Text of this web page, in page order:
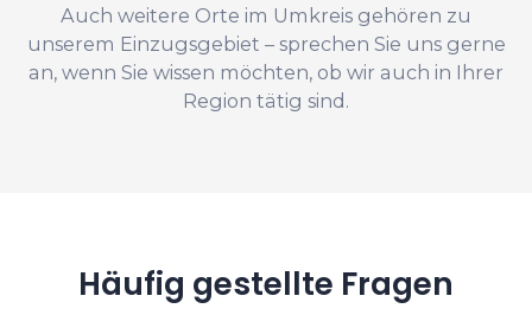
Auch weitere Orte im Umkreis gehören zu
unserem Einzugsgebiet – sprechen Sie uns gerne
an, wenn Sie wissen möchten, ob wir auch in Ihrer
Region tätig sind.
Häufig gestellte Fragen